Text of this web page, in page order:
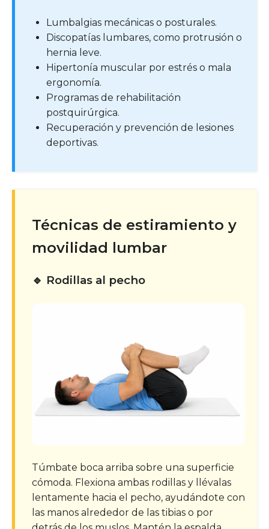
Lumbalgias mecánicas o posturales.
Discopatías lumbares, como protrusión o
hernia leve.
Hipertonía muscular por estrés o mala
ergonomía.
Programas de rehabilitación
postquirúrgica.
Recuperación y prevención de lesiones
deportivas.
Técnicas de estiramiento y
movilidad lumbar
🔹 Rodillas al pecho
Túmbate boca arriba sobre una superficie
cómoda. Flexiona ambas rodillas y llévalas
lentamente hacia el pecho, ayudándote con
las manos alrededor de las tibias o por